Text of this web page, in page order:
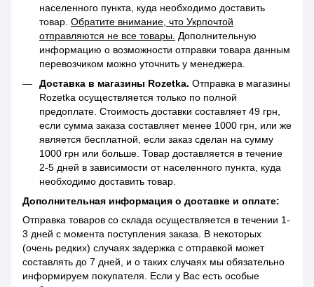
населенного пункта, куда необходимо доставить
товар. Обратите внимание, что Укрпочтой
отправляются не все товары. Дополнительную
информацию о возможности отправки товара данным
перевозчиком можно уточнить у менеджера.
Доставка в магазины Rozetka. Отправка в магазины
Rozetka осуществляется только по полной
предоплате. Стоимость доставки составляет 49 грн,
если сумма заказа составляет менее 1000 грн, или же
является бесплатной, если заказ сделан на сумму
1000 грн или больше. Товар доставляется в течение
2-5 дней в зависимости от населенного пункта, куда
необходимо доставить товар.
Дополнительная информация о доставке и оплате:
Отправка товаров со склада осуществляется в течении 1-
3 дней с момента поступления заказа. В некоторых
(очень редких) случаях задержка с отправкой может
составлять до 7 дней, и о таких случаях мы обязательно
информируем покупателя. Если у Вас есть особые